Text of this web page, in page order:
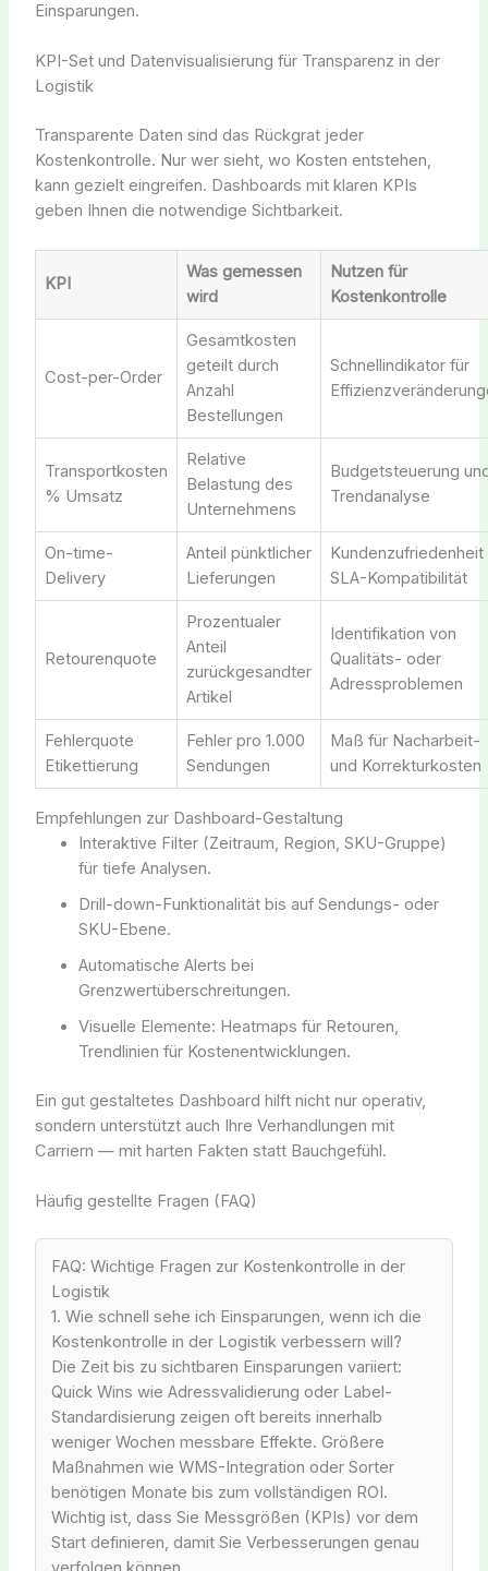
Einsparungen.
KPI-Set und Datenvisualisierung für Transparenz in der
Logistik
Transparente Daten sind das Rückgrat jeder
Kostenkontrolle. Nur wer sieht, wo Kosten entstehen,
kann gezielt eingreifen. Dashboards mit klaren KPIs
geben Ihnen die notwendige Sichtbarkeit.
KPI
Was gemessen
wird
Nutzen für
Kostenkontrolle
Cost-per-Order
Gesamtkosten
geteilt durch
Anzahl
Bestellungen
Schnellindikator für
Transportkosten
% Umsatz
Relative
Belastung des
Unternehmens
Budgetsteuerung
Trendanalyse
On-time-
Delivery
Anteil pünktlicher
Lieferungen
Kundenzufriedenheit
SLA-Kompatibilität
Retourenquote
Prozentualer
Anteil
zurückgesandter
Artikel
Identifikation von
Qualitäts- oder
Adressproblemen
Fehlerquote
Etikettierung
Fehler pro 1.000
Sendungen
Maß für Nacharbeit-
und Korrekturkosten
Empfehlungen zur Dashboard-Gestaltung
Interaktive Filter (Zeitraum, Region, SKU-Gruppe)
für tiefe Analysen.
Drill-down-Funktionalität bis auf Sendungs- oder
SKU-Ebene.
Automatische Alerts bei
Grenzwertüberschreitungen.
Visuelle Elemente: Heatmaps für Retouren,
Trendlinien für Kostenentwicklungen.
Ein gut gestaltetes Dashboard hilft nicht nur operativ,
sondern unterstützt auch Ihre Verhandlungen mit
Carriern — mit harten Fakten statt Bauchgefühl.
Häufig gestellte Fragen (FAQ)
FAQ: Wichtige Fragen zur Kostenkontrolle in der
Logistik
1. Wie schnell sehe ich Einsparungen, wenn ich die
Kostenkontrolle in der Logistik verbessern will?
Die Zeit bis zu sichtbaren Einsparungen variiert:
Quick Wins wie Adressvalidierung oder Label-
Standardisierung zeigen oft bereits innerhalb
weniger Wochen messbare Effekte. Größere
Maßnahmen wie WMS-Integration oder Sorter
benötigen Monate bis zum vollständigen ROI.
Wichtig ist, dass Sie Messgrößen (KPIs) vor dem
Start definieren, damit Sie Verbesserungen genau